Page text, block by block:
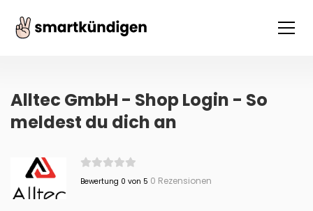
Alltec GmbH - Shop Login - So
meldest du dich an
Bewertung 0 von 5 0 Rezensionen